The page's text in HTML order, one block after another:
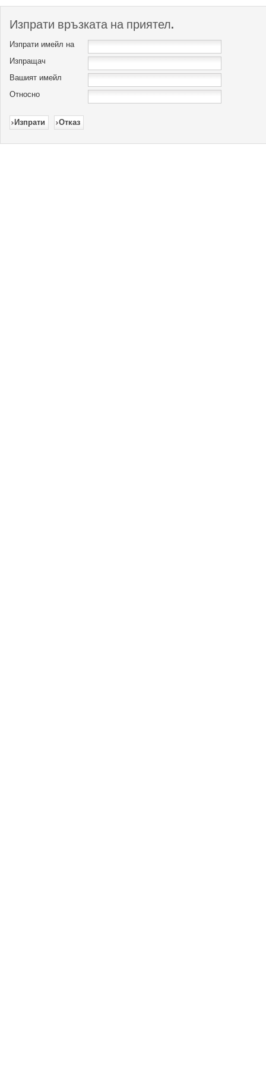
Изпрати връзката на приятел.
Изпрати имейл на
Изпращач
Вашият имейл
Относно
Изпрати Отказ